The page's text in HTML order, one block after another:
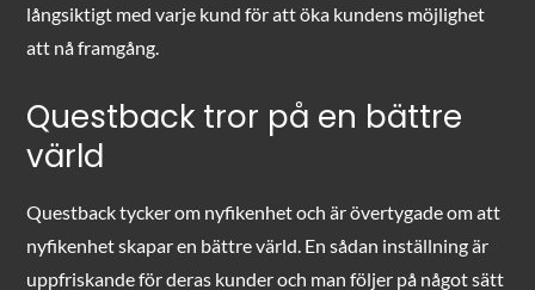
långsiktigt med varje kund för att öka kundens möjlighet
att nå framgång.
Questback tror på en bättre
värld
Questback tycker om nyfikenhet och är övertygade om att
nyfikenhet skapar en bättre värld. En sådan inställning är
uppfriskande för deras kunder och man följer på något sätt